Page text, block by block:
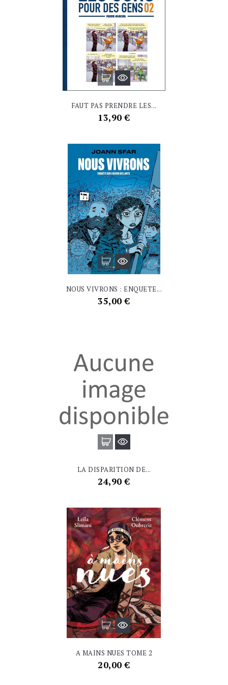
FAUT PAS PRENDRE LES...
Prix
13,90 €
NOUS VIVRONS : ENQUETE...
Prix
35,00 €
LA DISPARITION DE...
Prix
24,90 €
A MAINS NUES TOME 2
Prix
20,00 €